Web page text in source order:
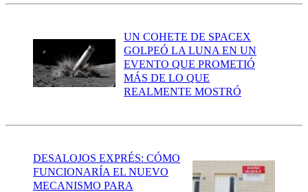
UN COHETE DE SPACEX
GOLPEÓ LA LUNA EN UN
EVENTO QUE PROMETIÓ
MÁS DE LO QUE
REALMENTE MOSTRÓ
DESALOJOS EXPRÉS: CÓMO
FUNCIONARÍA EL NUEVO
MECANISMO PARA